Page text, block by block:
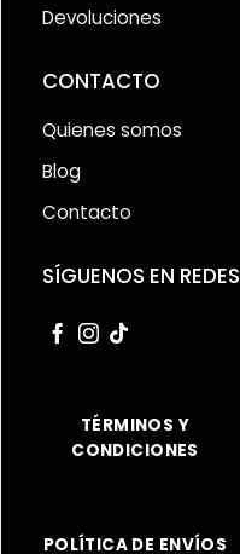
Devoluciones
CONTACTO
Quienes somos
Blog
Contacto
SÍGUENOS EN REDES
TÉRMINOS Y
CONDICIONES
POLÍTICA DE ENVÍOS